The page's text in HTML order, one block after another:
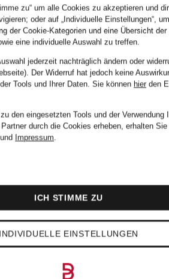
60
Slip
CHF 25
zu“ um alle Cookies zu akzeptieren und
oder auf „Individuelle Einstellungen“,
der Cookie-Kategorien und eine Übersicht
eine individuelle Auswahl zu treffen.
jederzeit nachträglich ändern oder
Der Widerruf hat jedoch keine
Tools und Ihrer Daten. Sie können hier den
den eingesetzten Tools und der Verwendung
durch die Cookies erheben, erhalten
und Impressum.
INDIVIDUELLE EINSTELLUNGEN
ICH STIMME ZU